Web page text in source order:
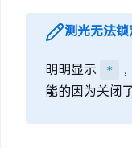
测光无法锁
明明显示 *
能的因为关闭